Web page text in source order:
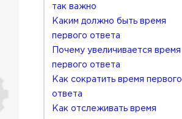
так важно
Каким должно быть время
первого ответа
Почему увеличивается время
первого ответа
Как сократить время первого
ответа
Как отслеживать время